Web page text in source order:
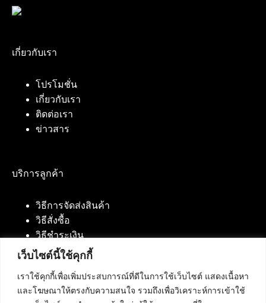
เว็บไซต์นี้ใช้คุกกี้
เราใช้คุกกี้เพื่อเพิ่มประสบการณ์ที่ดีในการใช้เว็บไซต์ แสดงเนื้อหา
และโฆษณาให้ตรงกับความสนใจ รวมถึงเพื่อวิเคราะห์การเข้าใช้
เกี่ยวกับเรา
โปรโมชั่น
เกี่ยวกับเรา
ติดต่อเรา
ข่าวสาร
บริการลูกค้า
วิธีการจัดส่งสินค้า
วิธีสั่งซื้อ
วิธีชำระเงิน
ติดต่อเรา